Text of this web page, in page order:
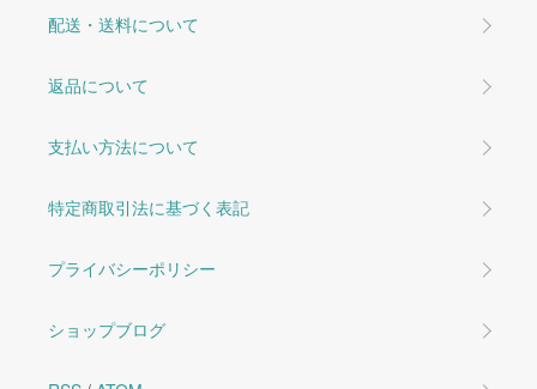
配送・送料について
返品について
支払い方法について
特定商取引法に基づく表記
プライバシーポリシー
ショップブログ